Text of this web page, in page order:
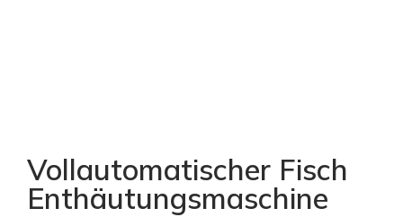
Vollautomatischer Fisch
Enthäutungsmaschine